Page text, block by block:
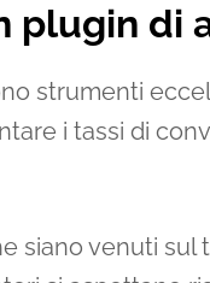
plugin di
strumenti
i tassi di
siano venuti sul